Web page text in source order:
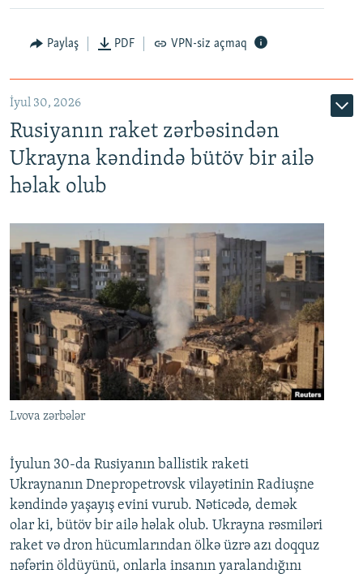
Paylaş PDF VPN-siz açmaq
İyul 30, 2026
Rusiyanın raket zərbəsindən
Ukrayna kəndində bütöv bir ailə
həlak olub
Lvova zərbələr
İyulun 30-da Rusiyanın ballistik raketi
Ukraynanın Dnepropetrovsk vilayətinin Radiuşne
kəndində yaşayış evini vurub. Nəticədə, demək
olar ki, bütöv bir ailə həlak olub. Ukrayna rəsmiləri
raket və dron hücumlarından ölkə üzrə azı doqquz
nəfərin öldüyünü, onlarla insanın yaralandığını